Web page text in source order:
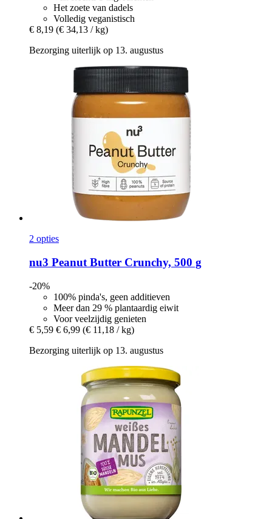
Het zoete van dadels
Volledig veganistisch
€ 8,19 (€ 34,13 / kg)
Bezorging uiterlijk op 13. augustus
2 opties
nu3 Peanut Butter Crunchy, 500 g
-20%
100% pinda's, geen additieven
Meer dan 29 % plantaardig eiwit
Voor veelzijdig genieten
€ 5,59 € 6,99 (€ 11,18 / kg)
Bezorging uiterlijk op 13. augustus